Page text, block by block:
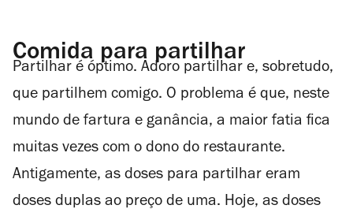
Comida para partilhar
Partilhar é óptimo. Adoro partilhar e, sobretudo,
que partilhem comigo. O problema é que, neste
mundo de fartura e ganância, a maior fatia fica
muitas vezes com o dono do restaurante.
Antigamente, as doses para partilhar eram
doses duplas ao preço de uma. Hoje, as doses